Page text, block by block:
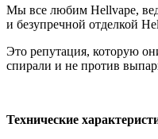
Мы все любим Hellvape,
и безупречной отделкой
Это репутация, которую
спирали и не против
Технические